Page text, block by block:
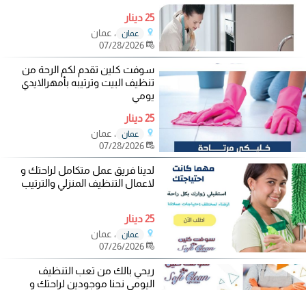
25 دينار
عمان
، عمان
07/28/2026
سوفت كلين تقدم لكم الرحة من
تنظيف البيت وترتيبه بأمهرالايدي
يومي
25 دينار
عمان
، عمان
07/28/2026
لدينا فريق عمل متكامل لراحتك و
لاعمال التنظيف المنزلي والترتيب
25 دينار
عمان
، عمان
07/26/2026
ريحي بالك من تعب التنظيف
اليومي نحنا موجودين لراحتك و